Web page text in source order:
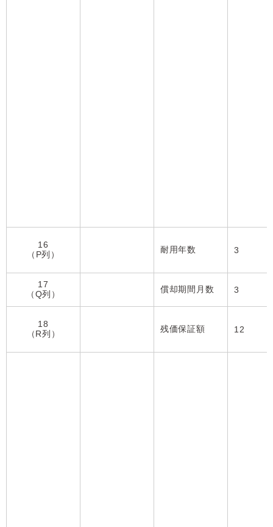
16
（P列）
耐用年数 3
17
（Q列）
償却期間月数 3
18
（R列）
残価保証額 12